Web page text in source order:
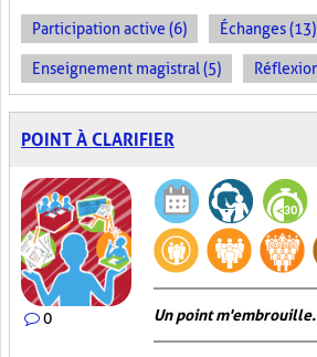
Participation active (6) Échanges (13)
Enseignement magistral (5)
POINT À CLARIFIER
0 Un point